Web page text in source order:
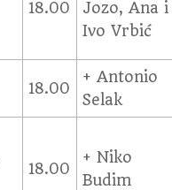
18.00
Jozo, Ana i
Ivo Vrbić
18.00
+ Antonio
Selak
18.00
+ Niko
Budim